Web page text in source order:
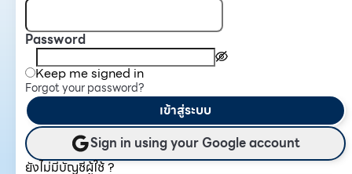
Password
Keep me signed in
Forgot your password?
เข้าสู่ระบบ
Sign in using your Google account
ยังไม่มีบัญชีผู้ใช้ ?